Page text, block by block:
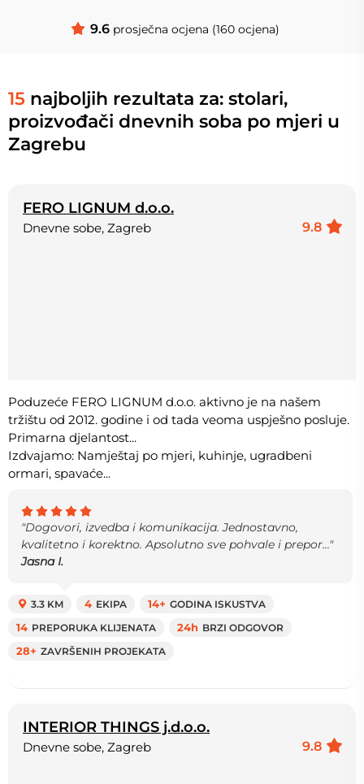
9.6 prosječna ocjena (160 ocjena)
15 najboljih rezultata za: stolari,
proizvođači dnevnih soba po mjeri u
Zagrebu
FERO LIGNUM d.o.o.
9.8
Dnevne sobe, Zagreb
Poduzeće FERO LIGNUM d.o.o. aktivno je na našem
tržištu od 2012. godine i od tada veoma uspješno posluje.
Primarna djelantost...
Izdvajamo: Namještaj po mjeri, kuhinje, ugradbeni
ormari, spavaće...
"Dogovori, izvedba i komunikacija. Jednostavno,
kvalitetno i korektno. Apsolutno sve pohvale i prepor..."
Jasna I.
3.3 KM 4 EKIPA 14+ GODINA ISKUSTVA
14 PREPORUKA KLIJENATA 24h BRZI ODGOVOR
28+ ZAVRŠENIH PROJEKATA
INTERIOR THINGS j.d.o.o.
9.8
Dnevne sobe, Zagreb